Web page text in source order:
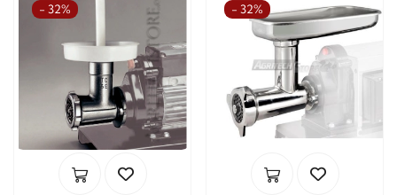
- 32% - 32%